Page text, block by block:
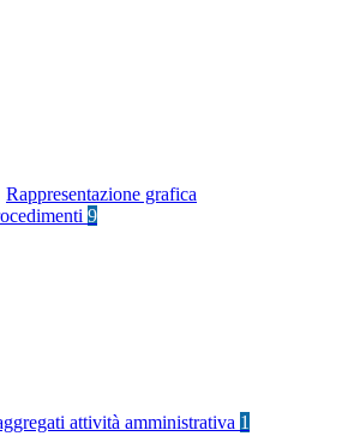
Rappresentazione grafica
9
attività amministrativa 1